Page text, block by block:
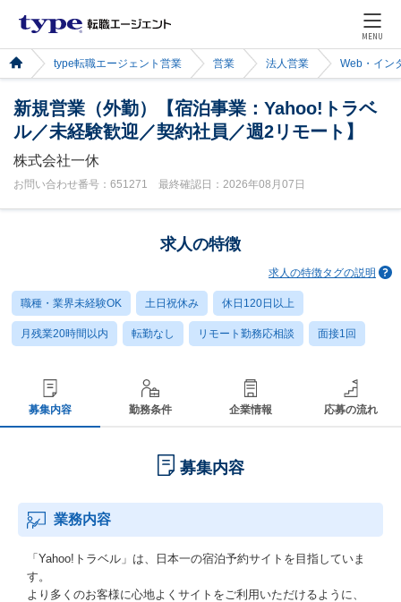
MENU
type転職エージェント営業 営業 法人営業 Web・イン
新規営業（外勤）【宿泊事業：Yahoo!トラベ
ル／未経験歓迎／契約社員／週2リモート】
株式会社一休
お問い合わせ番号：651271 最終確認日：2026年08月07日
求人の特徴
求人の特徴タグの説明
職種・業界未経験OK 土日祝休み 休日120日以上
月残業20時間以内 転勤なし リモート勤務応相談 面接1回
募集内容 勤務条件 企業情報 応募の流れ
募集内容
業務内容
「Yahoo!トラベル」は、日本一の宿泊予約サイトを目指していま
す。
より多くのお客様に心地よくサイトをご利用いただけるように、